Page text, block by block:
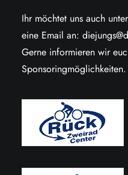
Ihr möchtet uns auch
eine Email an:
Gerne informieren wir
Sponsoringmöglichkeiten.